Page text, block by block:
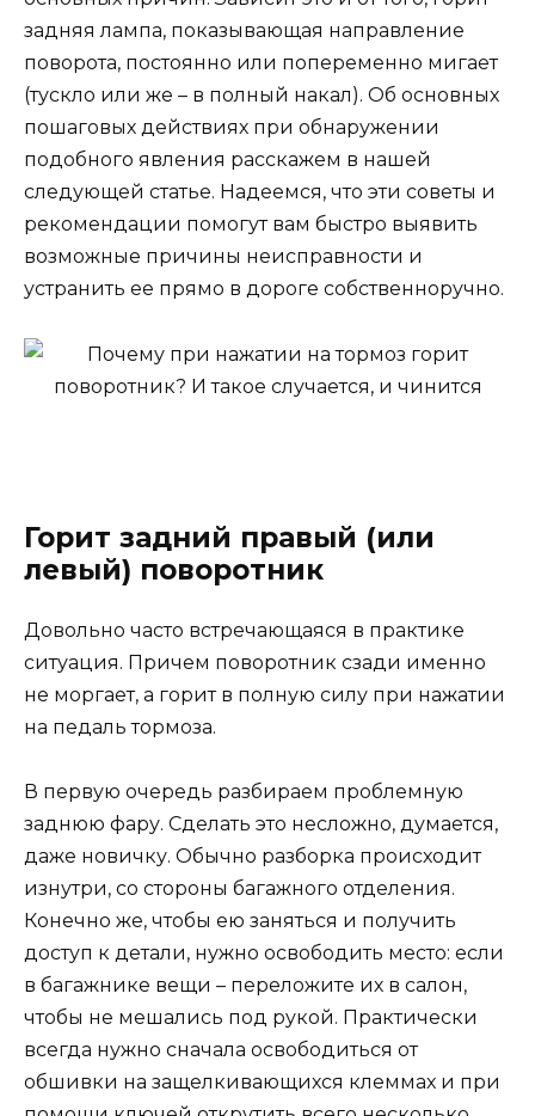
задняя лампа, показывающая направление
поворота, постоянно или попеременно мигает
(тускло или же – в полный накал). Об основных
пошаговых действиях при обнаружении
подобного явления расскажем в нашей
следующей статье. Надеемся, что эти советы и
рекомендации помогут вам быстро выявить
возможные причины неисправности и
устранить ее прямо в дороге собственноручно.
Горит задний правый (или
левый) поворотник
Довольно часто встречающаяся в практике
ситуация. Причем поворотник сзади именно
не моргает, а горит в полную силу при нажатии
на педаль тормоза.
В первую очередь разбираем проблемную
заднюю фару. Сделать это несложно, думается,
даже новичку. Обычно разборка происходит
изнутри, со стороны багажного отделения.
Конечно же, чтобы ею заняться и получить
доступ к детали, нужно освободить место: если
в багажнике вещи – переложите их в салон,
чтобы не мешались под рукой. Практически
всегда нужно сначала освободиться от
обшивки на защелкивающихся клеммах и при